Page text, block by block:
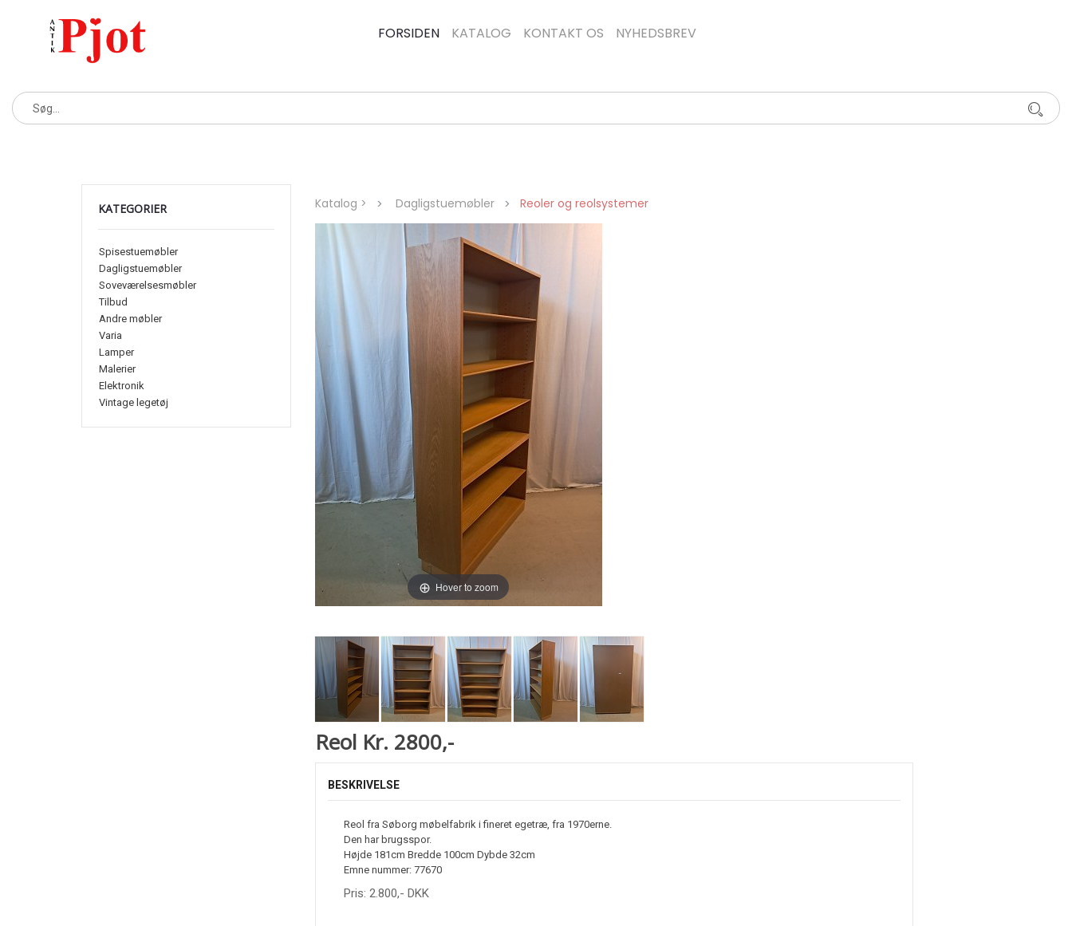
FORSIDEN KATALOG KONTAKT OS NYHEDSBREV
KATEGORIER
Spisestuemøbler
Dagligstuemøbler
Soveværelsesmøbler
Tilbud
Andre møbler
Varia
Lamper
Malerier
Elektronik
Vintage legetøj
Katalog > Dagligstuemøbler Reoler og reolsystemer
Hover to zoom
Reol Kr. 2800,-
BESKRIVELSE
Reol fra Søborg møbelfabrik i fineret egetræ, fra 1970erne.
Den har brugsspor.
Højde 181cm Bredde 100cm Dybde 32cm
Emne nummer: 77670
Pris: 2.800,- DKK